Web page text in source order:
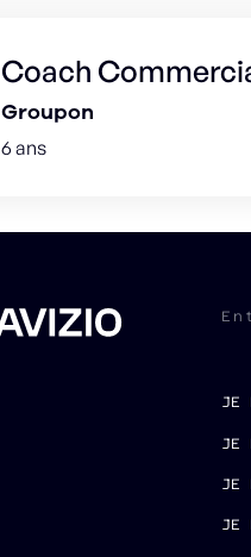
Coach
Groupon
6 ans
JE
JE
JE
JE